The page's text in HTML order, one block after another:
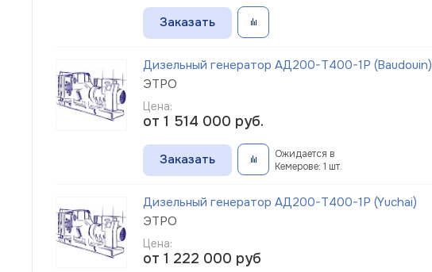
Заказать
Дизельный генератор АД200-Т400-1Р (Baudouin)
ЭТРО
Цена:
от 1 514 000 руб.
Заказать
Ожидается в
Кемерове: 1 шт.
Дизельный генератор АД200-Т400-1Р (Yuchai)
ЭТРО
Цена:
от 1 222 000 руб